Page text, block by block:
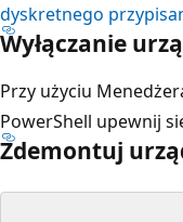
dyskretnego
Wyłączanie
Przy użyciu
PowerShell upewnij
Zdemontuj